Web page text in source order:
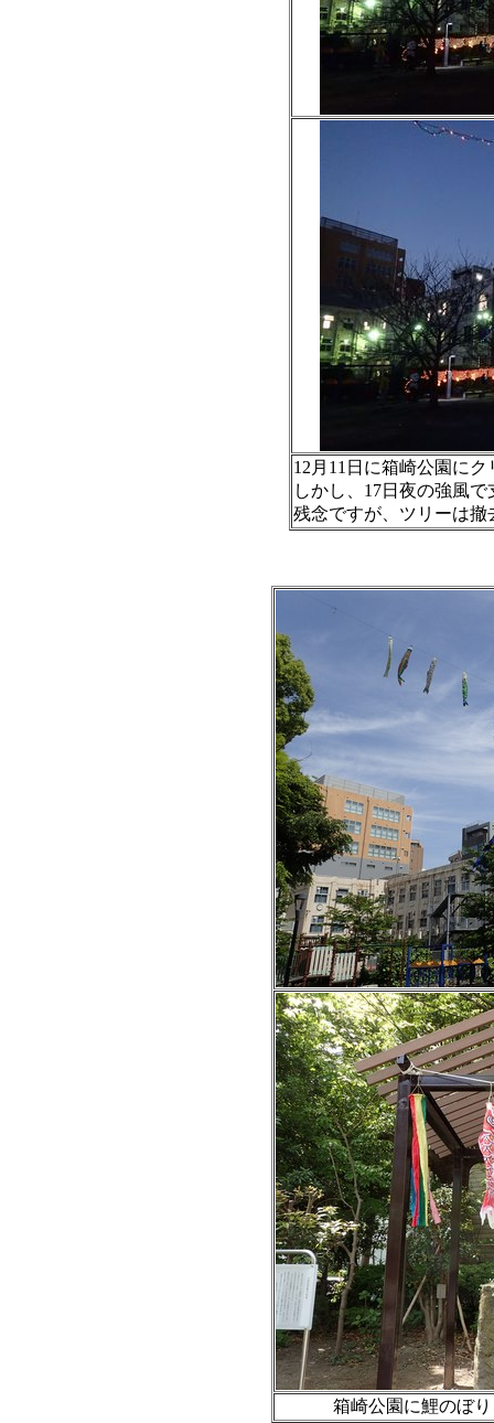
12月11日に箱崎公園に
しかし、17日夜の強風
残念ですが、ツリーは撤
箱崎公園に鯉のぼ